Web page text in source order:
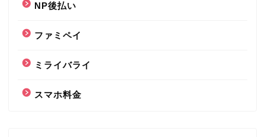
NP後払い
ファミペイ
ミライバライ
スマホ料金